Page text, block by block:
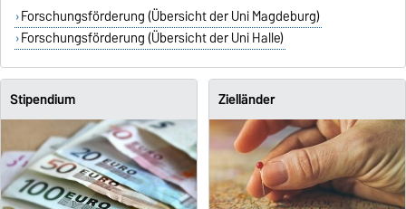
Forschungsförderung (Übersicht der Uni Magdeburg)
Forschungsförderung (Übersicht der Uni Halle)
Stipendium Zielländer